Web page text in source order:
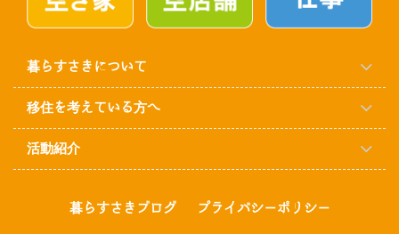
暮らすさきについて
移住を考えている方へ
活動紹介
暮らすさきブログ プライバシーポリシー